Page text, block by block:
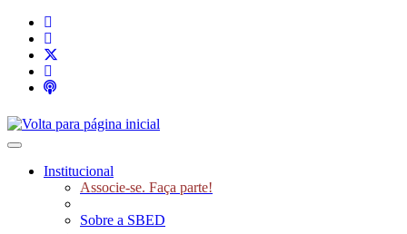
Toggle navigation
Institucional
Associe-se. Faça parte!
Sobre a SBED